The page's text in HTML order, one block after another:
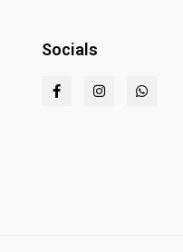
Socials